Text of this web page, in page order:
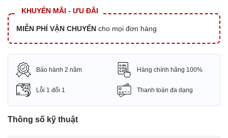
KHUYẾN MÃI - ƯU ĐÃI
MIỄN PHÍ VẬN CHUYỂN cho mọi đơn hàng
Bảo hành 2 năm Hàng chính hãng 100%
Lỗi 1 đổi 1 Thanh toán đa dạng
Thông số kỹ thuật